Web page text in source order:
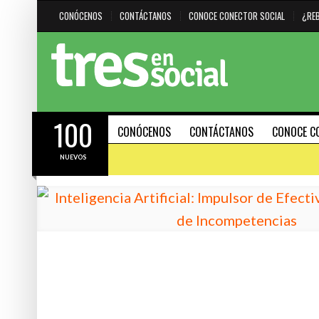
CONÓCENOS CONTÁCTANOS CONOCE CONECTOR SOCIAL
CONÓCENOS CONTÁCTANOS CONOCE
100
NUEVOS
#HAZMARCA DESTACADO HERRAMIENTAS